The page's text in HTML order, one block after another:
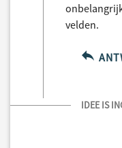
velden.
IDEE IS